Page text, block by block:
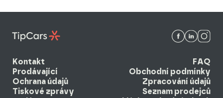
Kontakt
FAQ
Prodávající
Obchodní podmínky
Ochrana údajů
Zpracování údajů
Tiskové zprávy
Seznam prodejců